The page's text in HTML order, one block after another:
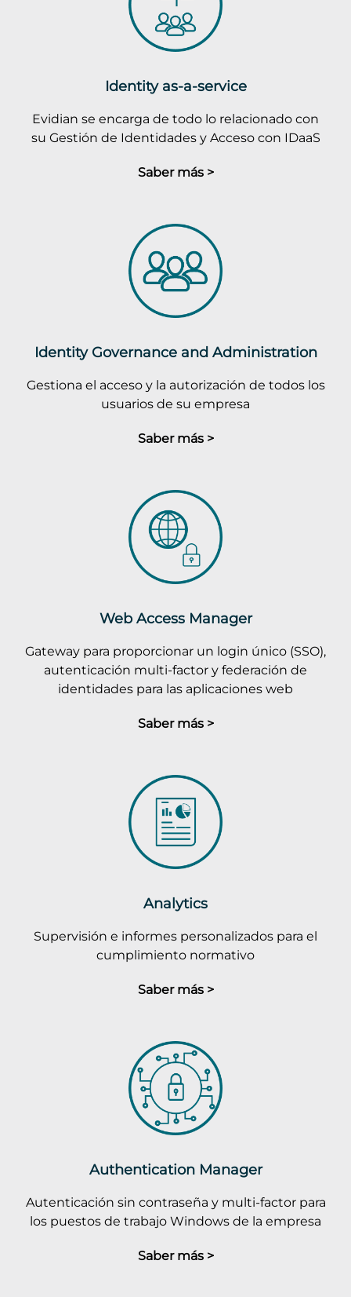
Identity as-a-service
Evidian se encarga de todo lo relacionado con
su Gestión de Identidades y Acceso con IDaaS
Saber más >
Identity Governance and Administration
Gestiona el acceso y la autorización de todos los
usuarios de su empresa
Saber más >
Web Access Manager
Gateway para proporcionar un login único (SSO),
autenticación multi-factor y federación de
identidades para las aplicaciones web
Saber más >
Analytics
Supervisión e informes personalizados para el
cumplimiento normativo
Saber más >
Authentication Manager
Autenticación sin contraseña y multi-factor para
los puestos de trabajo Windows de la empresa
Saber más >